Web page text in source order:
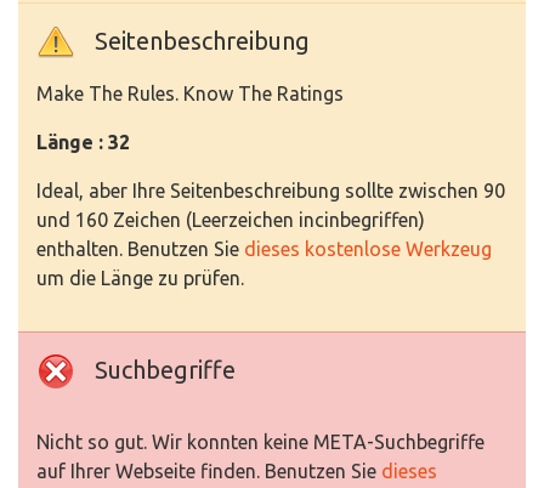
Seitenbeschreibung
Make The Rules. Know The Ratings
Länge : 32
Ideal, aber Ihre Seitenbeschreibung sollte zwischen 90
und 160 Zeichen (Leerzeichen incinbegriffen)
enthalten. Benutzen Sie dieses kostenlose Werkzeug
um die Länge zu prüfen.
Suchbegriffe
Nicht so gut. Wir konnten keine META-Suchbegriffe
auf Ihrer Webseite finden. Benutzen Sie dieses